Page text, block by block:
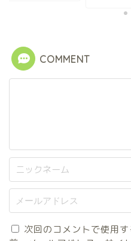
COMMENT
次回のコメントで使用